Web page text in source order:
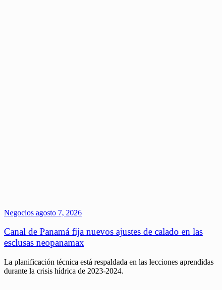
Negocios agosto 7, 2026
Canal de Panamá fija nuevos ajustes de calado en las
esclusas neopanamax
La planificación técnica está respaldada en las lecciones aprendidas
durante la crisis hídrica de 2023-2024.